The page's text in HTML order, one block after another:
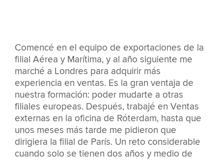
Comencé en el equipo de exportaciones de la
filial Aérea y Marítima, y al año siguiente me
marché a Londres para adquirir más
experiencia en ventas. Es la gran ventaja de
nuestra formación: poder mudarte a otras
filiales europeas. Después, trabajé en Ventas
externas en la oficina de Róterdam, hasta que
unos meses más tarde me pidieron que
dirigiera la filial de París. Un reto considerable
cuando solo se tienen dos años y medio de